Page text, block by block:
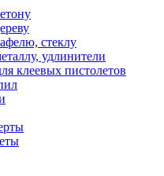
стеклу
удлинители
клеевых пистолетов